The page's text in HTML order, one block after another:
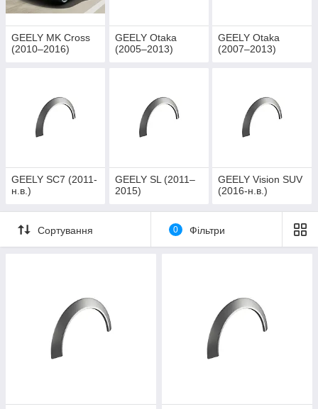
GEELY MK Cross
(2010–2016)
GEELY Otaka
(2005–2013)
GEELY Otaka
(2007–2013)
GEELY SC7 (2011-
н.в.)
GEELY SL (2011–
2015)
GEELY Vision SUV
(2016-н.в.)
Сортування 0 Фільтри